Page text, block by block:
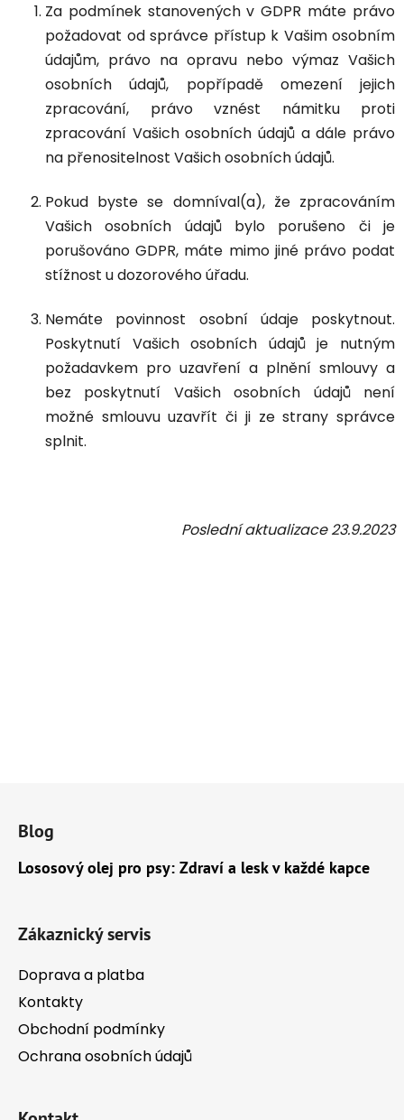
Za podmínek stanovených v GDPR máte právo
požadovat od správce přístup k Vašim osobním
údajům, právo na opravu nebo výmaz Vašich
osobních údajů, popřípadě omezení jejich
zpracování, právo vznést námitku proti
zpracování Vašich osobních údajů a dále právo
na přenositelnost Vašich osobních údajů.
Pokud byste se domníval(a), že zpracováním
Vašich osobních údajů bylo porušeno či je
porušováno GDPR, máte mimo jiné právo podat
stížnost u dozorového úřadu.
Nemáte povinnost osobní údaje poskytnout.
Poskytnutí Vašich osobních údajů je nutným
požadavkem pro uzavření a plnění smlouvy a
bez poskytnutí Vašich osobních údajů není
možné smlouvu uzavřít či ji ze strany správce
splnit.
Poslední aktualizace 23.9.2023
Blog
Lososový olej pro psy: Zdraví a lesk v každé kapce
Zákaznický servis
Doprava a platba
Kontakty
Obchodní podmínky
Ochrana osobních údajů